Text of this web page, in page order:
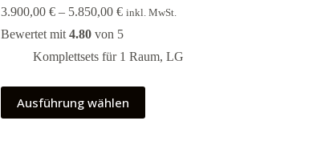
3.900,00 € – 5.850,00 €Preisspanne:
bis
5.850,00 €
inkl. MwSt.
Bewertet mit 4.80von 5
Komplettsets für 1 Raum, LG
Ausführung wählen
Dieses
Produkt
weist